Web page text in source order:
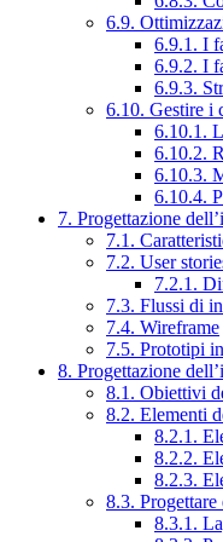
6.9.
6.9.1. I
6.9.2. I
6.9.3.
6.10. Gestire i
6.10.1.
6.10.2.
6.10.3.
6.10.4.
7. Progettazione
7.1.
7.2. User
7.2.1.
7.3. Flussi di
7.4. Wireframe
7.5. Prototipi
8. Progettazione
8.1. Obiettivi
8.2. Elementi
8.2.1.
8.2.2.
8.2.3.
8.3. Progettare
8.3.1.